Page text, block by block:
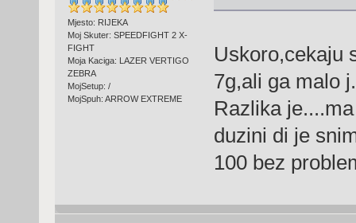
Mjesto: RIJEKA
Moj Skuter: SPEEDFIGHT 2 X-
FIGHT
Moja Kaciga: LAZER VERTIGO
ZEBRA
MojSetup: /
MojSpuh: ARROW EXTREME
Uskoro,cekaju
7g,ali ga malo
Razlika
duzini di je
100 bez